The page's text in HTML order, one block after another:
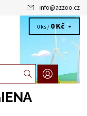
info@azzoo.cz
0 ks / 0 Kč